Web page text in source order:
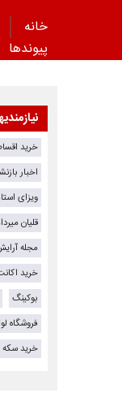
خانه
پیوند‌ها
خرید
اخبار
ویزای
قلیان
مجله
خرید
بوکینگ
فروشگاه
خرید سکه